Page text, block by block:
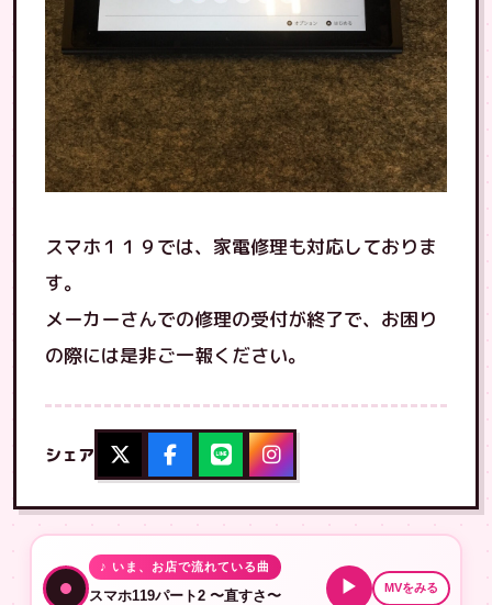
スマホ１１９では、家電修理も対応しておりま
す。
メーカーさんでの修理の受付が終了で、お困り
の際には是非ご一報ください。
シェア
♪ いま、お店で流れている曲
スマホ119パート2 〜直すさ〜 ▶ MVをみる